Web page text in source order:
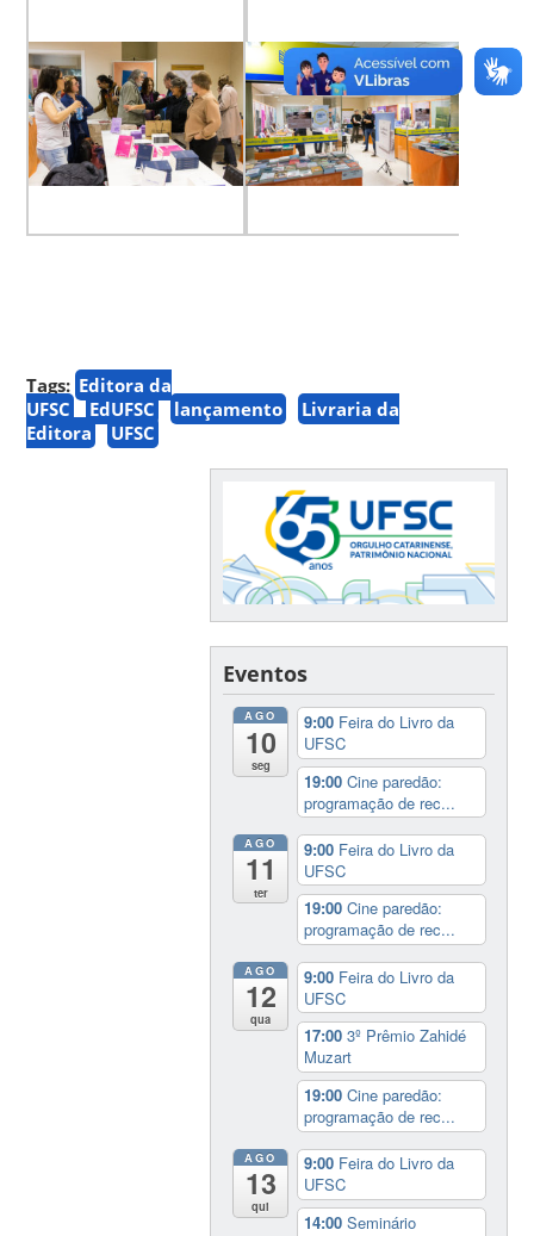
Tags: Editora da
UFSC
EdUFSC lançamento
Livraria da
Editora
UFSC
Eventos
AGO
10
seg
9:00 Feira do Livro da
UFSC
19:00Cine paredão:
programação de rec...
AGO
11
ter
9:00 Feira do Livro da
UFSC
19:00Cine paredão:
programação de rec...
AGO
12
qua
9:00 Feira do Livro da
UFSC
17:003º Prêmio Zahidé
Muzart
19:00Cine paredão:
programação de rec...
AGO
13
qui
9:00 Feira do Livro da
UFSC
14:00Seminário